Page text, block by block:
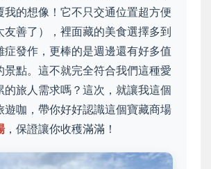
我的想像！它不只交通位置超方便
友善了），裡面藏的美食選擇多到
症發作，更棒的是週邊還有好多值
景點。這不就完全符合我們這種愛
的旅人需求嗎？這次，就讓我這個
遊咖，帶你好好認識這個寶藏商場
，保證讓你收穫滿滿！